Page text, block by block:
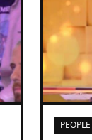
PEOPLE